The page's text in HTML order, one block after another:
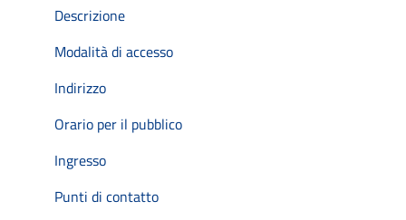
Descrizione
Modalità di accesso
Indirizzo
Orario per il pubblico
Ingresso
Punti di contatto